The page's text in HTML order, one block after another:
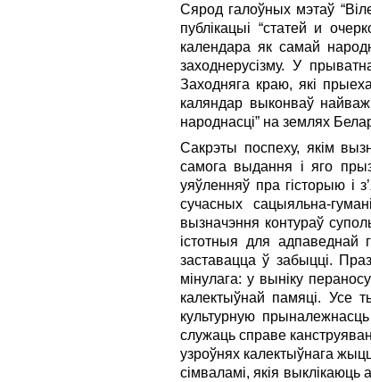
Сярод галоўных мэтаў
публікацыі “статей и
календара як самай
заходнерусізму. У
Заходняга краю, які
каляндар выконваў
народнасці” на землях
Сакрэты поспеху, якім
самога выдання і яго
уяўленняў пра гісторыю і
сучасных сацыяльна-
вызначэння контураў
істотныя для адпаведнай
заставацца ў забыцці.
мінулага: у выніку
калектыўнай памяці. Усе
культурную
служаць справе
узроўнях калектыўнага
сімваламі, якія